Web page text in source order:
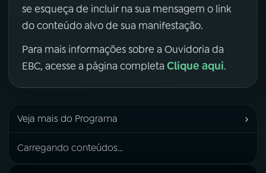
se esqueça de incluir na sua mensagem o link
do conteúdo alvo de sua manifestação.
Para mais informações sobre a Ouvidoria da
EBC, acesse a página completa Clique aqui.
Veja mais do Programa ›
Carregando conteúdos...